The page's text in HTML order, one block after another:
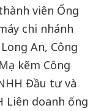
viên Ống
chi nhánh
An, Công
kẽm Công
Đầu tư và
Liên doanh ống